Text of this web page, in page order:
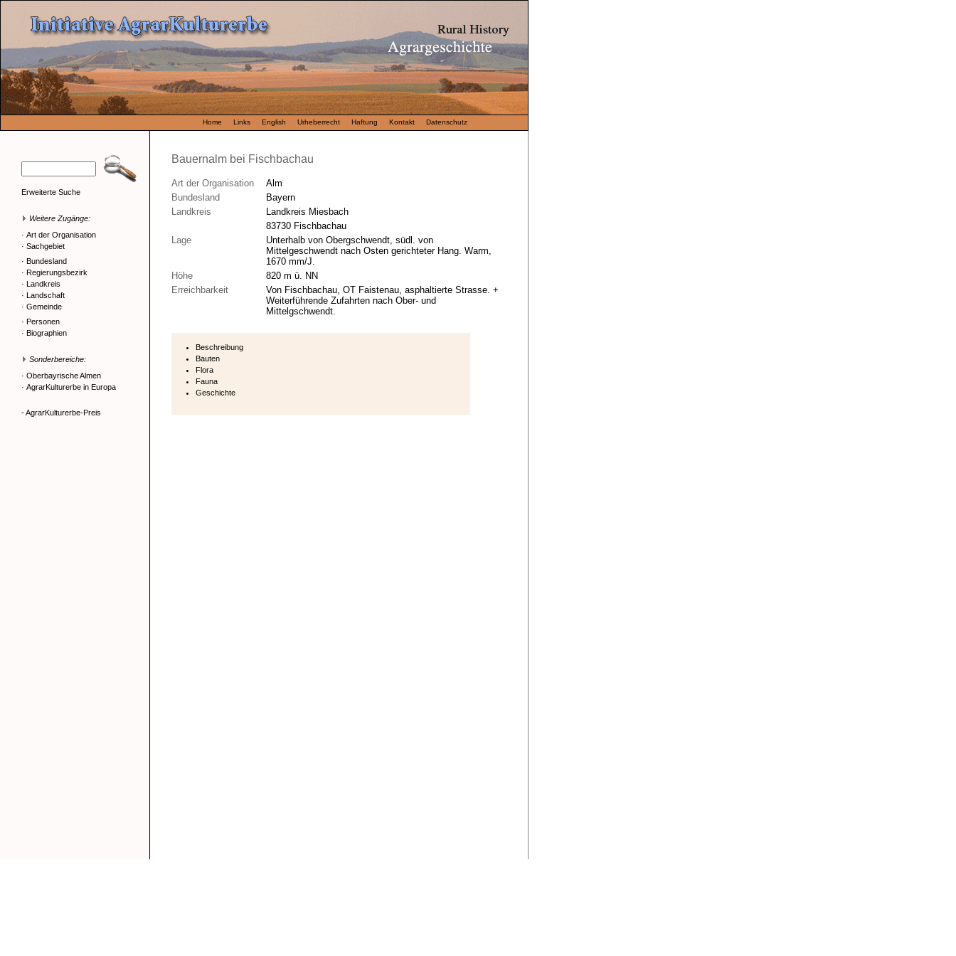
Home Links English Urheberrecht Haftung Kontakt Datenschutz
Erweiterte Suche
Weitere Zugänge:
· Art der Organisation
· Sachgebiet
· Bundesland
· Regierungsbezirk
· Landkreis
· Landschaft
· Gemeinde
· Personen
· Biographien
Sonderbereiche:
· Oberbayrische Almen
· AgrarKulturerbe in Europa
- AgrarKulturerbe-Preis
Bauernalm bei Fischbachau
Art der Organisation
Alm
Bundesland
Bayern
Landkreis
Landkreis Miesbach
83730 Fischbachau
Lage
Unterhalb von Obergschwendt, südl. von
Mittelgeschwendt nach Osten gerichteter Hang. Warm,
1670 mm/J.
Höhe
820 m ü. NN
Erreichbarkeit
Von Fischbachau, OT Faistenau, asphaltierte Strasse. +
Weiterführende Zufahrten nach Ober- und
Mittelgschwendt.
Beschreibung
Bauten
Flora
Fauna
Geschichte